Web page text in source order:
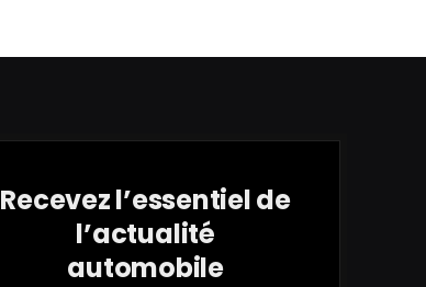
Recevez l’essentiel de
l’actualité
automobile